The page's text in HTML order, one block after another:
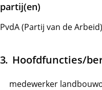
partij(en)
PvdA (Partij van de Arbeid)
Hoofdfuncties/
medewerker